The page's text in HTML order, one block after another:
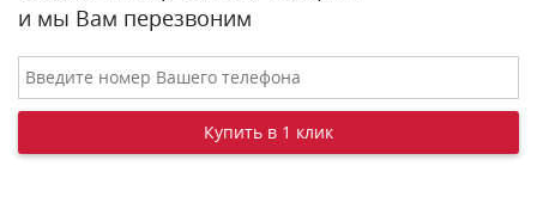
и мы Вам перезвоним